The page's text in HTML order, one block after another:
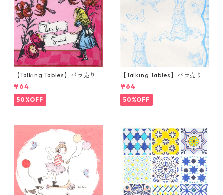
【Talking Tables】バラ売り1
枚 ランチサイズ ペーパーナプ
キン Alice in Wonderland ピ
ンク
¥64
50%OFF
【Talking Tables】バラ売り1
枚 ランチサイズ ペーパーナプ
キン Playful Pierre ホワイトx
ブルー
¥64
50%OFF